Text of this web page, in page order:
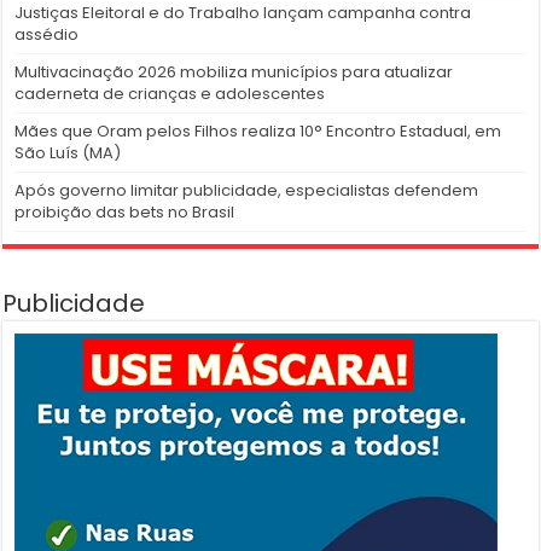
Justiças Eleitoral e do Trabalho lançam campanha contra
assédio
Multivacinação 2026 mobiliza municípios para atualizar
caderneta de crianças e adolescentes
Mães que Oram pelos Filhos realiza 10° Encontro Estadual, em
São Luís (MA)
Após governo limitar publicidade, especialistas defendem
proibição das bets no Brasil
Publicidade